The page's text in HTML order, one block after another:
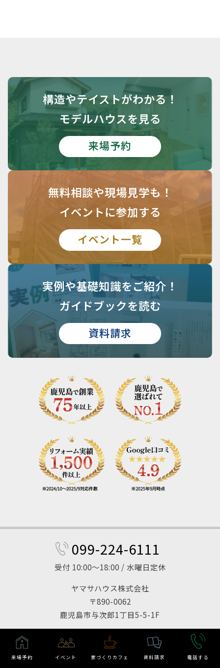
構造やテイストがわかる！
モデルハウスを見る
来場予約
無料相談や現場見学も！
イベントに参加する
イベント一覧
実例や基礎知識をご紹介！
ガイドブックを読む
資料請求
099-224-6111
受付 10:00～18:00 / 水曜日定休
ヤマサハウス株式会社
〒890-0062
鹿児島市与次郎1丁目5-5-1F
来場予約 イベント 家づくりカフェ 資料請求 電話する